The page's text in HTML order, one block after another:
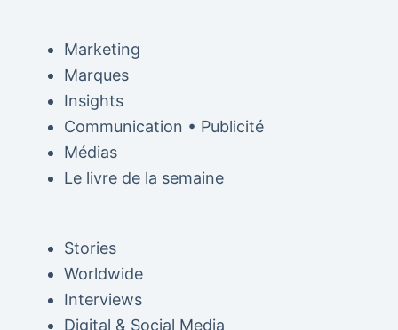
Marketing
Marques
Insights
Communication • Publicité
Médias
Le livre de la semaine
Stories
Worldwide
Interviews
Digital & Social Media